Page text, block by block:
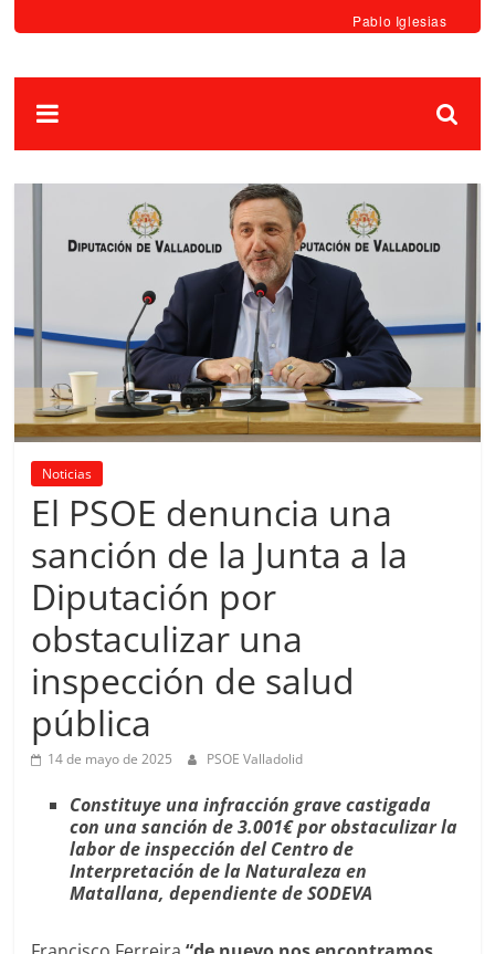
Pablo Iglesias
Noticias
El PSOE denuncia una
sanción de la Junta a la
Diputación por
obstaculizar una
inspección de salud
pública
14 de mayo de 2025 PSOE Valladolid
Constituye una infracción grave castigada
con una sanción de 3.001€ por obstaculizar la
labor de inspección del Centro de
Interpretación de la Naturaleza en
Matallana, dependiente de SODEVA